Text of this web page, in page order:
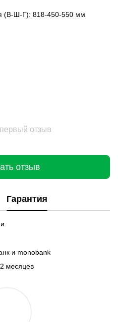
(В-Ш-Г): 818-450-550 мм
отзыв
отзыв
Гарантия
и monobank
месяцев